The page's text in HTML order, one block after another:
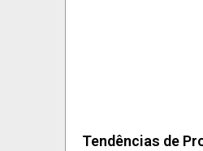
Tendências de